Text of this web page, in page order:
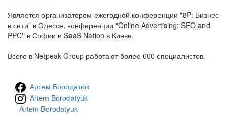
Является организатором ежегодной конференции "8P: Бизнес
в сети" в Одессе, конференции "Online Advertising: SEO and
PPC" в Софии и SaaS Nation в Киеве.
Всего в Netpeak Group работают более 600 специалистов.
Артем Бородатюк
Artem Borodatyuk
Artem Borodatyuk